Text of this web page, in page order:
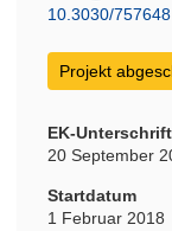
10.3030/757648
Projekt
EK-
20 September
Startdatum
1 Februar 2018